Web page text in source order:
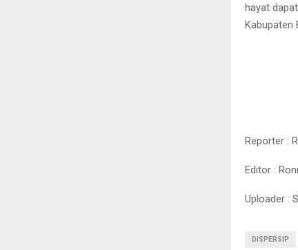
hayat
Kabupaten
Reporter :
Editor :
Uploader :
DISPERSIP